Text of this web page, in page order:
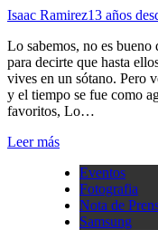
Isaac Ramirez13 años
Lo sabemos, no es
para decirte que hasta
vives en un sótano. Pero
y el tiempo se fue como
favoritos, Lo…
Leer más
Eventos
Fotografia
Nota de
Samsung